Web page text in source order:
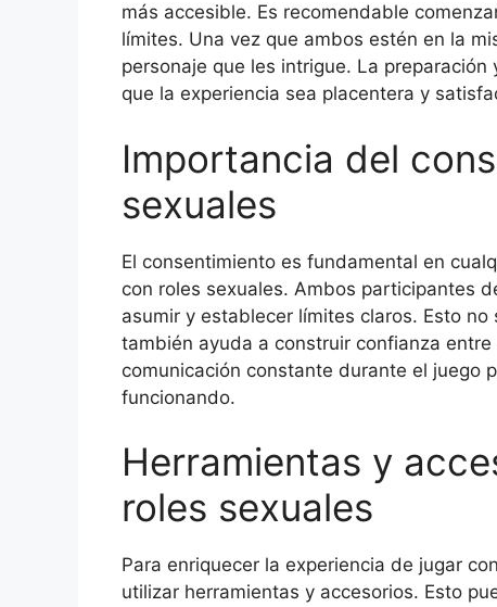
más accesible. Es recomendable
límites. Una vez que ambos estén en la
personaje que les intrigue. La
que la experiencia sea placentera y
Importancia del
sexuales
El consentimiento es fundamental en
con roles sexuales. Ambos participantes
asumir y establecer límites claros. Esto
también ayuda a construir confianza
comunicación constante durante el juego
funcionando.
Herramientas y
roles sexuales
Para enriquecer la experiencia de jugar
utilizar herramientas y accesorios. Esto